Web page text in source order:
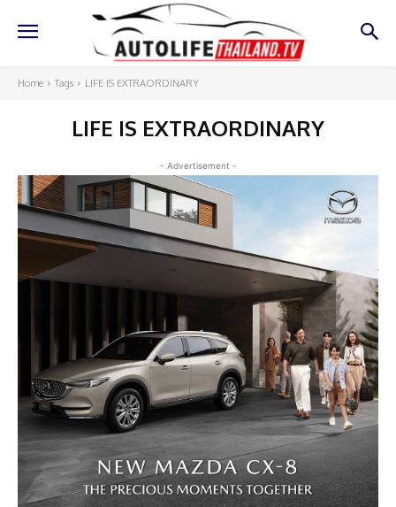
Home Tags LIFE IS EXTRAORDINARY
LIFE IS EXTRAORDINARY
- Advertisement -